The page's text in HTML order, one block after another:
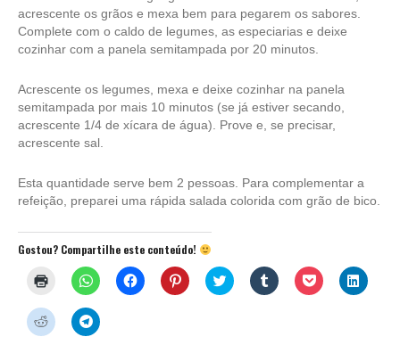
acrescente os grãos e mexa bem para pegarem os sabores.
Complete com o caldo de legumes, as especiarias e deixe
cozinhar com a panela semitampada por 20 minutos.
Acrescente os legumes, mexa e deixe cozinhar na panela
semitampada por mais 10 minutos (se já estiver secando,
acrescente 1/4 de xícara de água). Prove e, se precisar,
acrescente sal.
Esta quantidade serve bem 2 pessoas. Para complementar a
refeição, preparei uma rápida salada colorida com grão de bico.
Gostou? Compartilhe este conteúdo!
Clique
para
em
nova
janela)
Clique
para
no
WhatsApp(abre
em
Clique
para
Clique
para
Clique
para
Clique
para
Clique
para
Clique
para
Clique
para
Clique
para